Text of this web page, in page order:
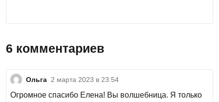
6 комментариев
Ольга 2 марта 2023 в 23:54
Огромное спасибо Елена! Вы волшебница. Я только